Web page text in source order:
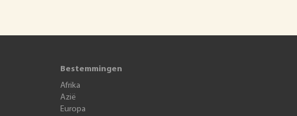
Bestemmingen
Afrika
Azië
Europa